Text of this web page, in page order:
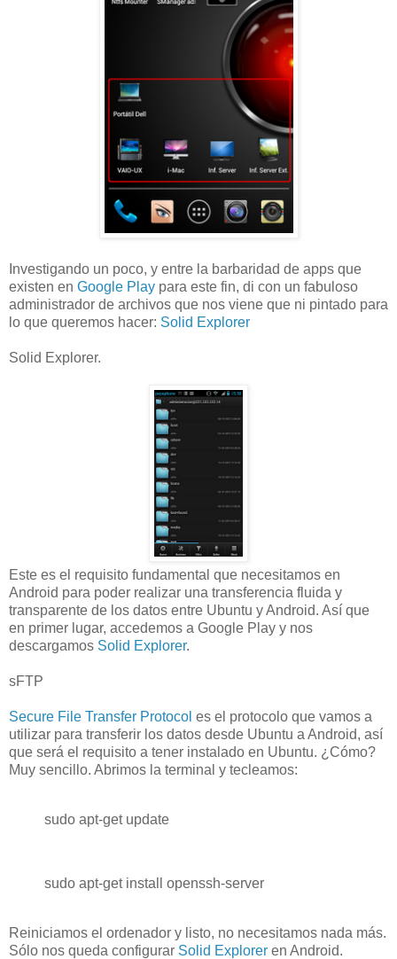
Investigando un poco, y entre la barbaridad de apps que
existen en Google Play para este fin, di con un fabuloso
administrador de archivos que nos viene que ni pintado para
lo que queremos hacer: Solid Explorer
Solid Explorer.
Este es el requisito fundamental que necesitamos en
Android para poder realizar una transferencia fluida y
transparente de los datos entre Ubuntu y Android. Así que
en primer lugar, accedemos a Google Play y nos
descargamos Solid Explorer.
sFTP
Secure File Transfer Protocol es el protocolo que vamos a
utilizar para transferir los datos desde Ubuntu a Android, así
que será el requisito a tener instalado en Ubuntu. ¿Cómo?
Muy sencillo. Abrimos la terminal y tecleamos:
sudo apt-get update
sudo apt-get install openssh-server
Reiniciamos el ordenador y listo, no necesitamos nada más.
Sólo nos queda configurar Solid Explorer en Android.